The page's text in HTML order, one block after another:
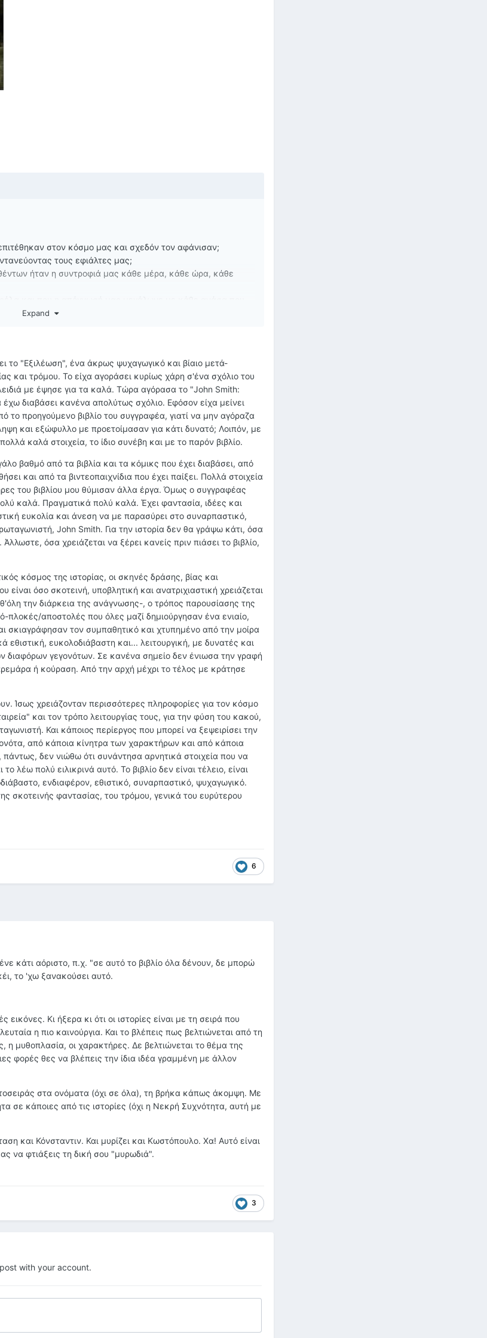
στον κόσμο μας και σχεδόν τον αφάνισαν;
τους εφιάλτες μας;
ήταν η συντροφιά μας κάθε μέρα, κάθε ώρα, κάθε
να ανακαλύψει τα σκοτεινά πλάσματα που
των ερευνών του θα έρθει αντιμέτωπος με την
τού είχε αποκρυφτεί και θα πρέπει να αποφασίσει αν οι
την δίψα του για εκδίκηση.
Expand
το "Εξιλέωση", ένα άκρως ψυχαγωγικό και βίαιο μετά-
και τρόμου. Το είχα αγοράσει κυρίως χάρη σ'ένα σχόλιο του
με έψησε για τα καλά. Τώρα αγόρασα το "John Smith:
διαβάσει κανένα απολύτως σχόλιο. Εφόσον είχα μείνει
προηγούμενο βιβλίο του συγγραφέα, γιατί να μην αγόραζα
και εξώφυλλο με προετοίμασαν για κάτι δυνατό; Λοιπόν, με
καλά στοιχεία, το ίδιο συνέβη και με το παρόν βιβλίο.
βαθμό από τα βιβλία και τα κόμικς που έχει διαβάσει, από
και από τα βιντεοπαιχνίδια που έχει παίξει. Πολλά στοιχεία
του βιβλίου μου θύμισαν άλλα έργα. Όμως ο συγγραφέας
καλά. Πραγματικά πολύ καλά. Έχει φαντασία, ιδέες και
ευκολία και άνεση να με παρασύρει στο συναρπαστικό,
John Smith. Για την ιστορία δεν θα γράψω κάτι, όσα
όσα χρειάζεται να ξέρει κανείς πριν πιάσει το βιβλίο,
κόσμος της ιστορίας, οι σκηνές δράσης, βίας και
όσο σκοτεινή, υποβλητική και ανατριχιαστική χρειάζεται
την διάρκεια της ανάγνωσης-, ο τρόπος παρουσίασης της
πλοκές/αποστολές που όλες μαζί δημιούργησαν ένα ενιαίο,
σκιαγράφησαν τον συμπαθητικό και χτυπημένο από την μοίρα
εθιστική, ευκολοδιάβαστη και... λειτουργική, με δυνατές και
διαφόρων γεγονότων. Σε κανένα σημείο δεν ένιωσα την γραφή
ή κούραση. Από την αρχή μέχρι το τέλος με κράτησε
Ίσως χρειάζονταν περισσότερες πληροφορίες για τον κόσμο
και τον τρόπο λειτουργίας τους, για την φύση του κακού,
Και κάποιος περίεργος που μπορεί να ξεψειρίσει την
από κάποια κίνητρα των χαρακτήρων και από κάποια
δεν νιώθω ότι συνάντησα αρνητικά στοιχεία που να
λέω πολύ ειλικρινά αυτό. Το βιβλίο δεν είναι τέλειο, είναι
ενδιαφέρον, εθιστικό, συναρπαστικό, ψυχαγωγικό.
σκοτεινής φαντασίας, του τρόμου, γενικά του ευρύτερου
6
κάτι αόριστο, π.χ. "σε αυτό το βιβλίο όλα δένουν, δε μπορώ
το 'χω ξανακούσει αυτό.
Κι ήξερα κι ότι οι ιστορίες είναι με τη σειρά που
η πιο καινούργια. Και το βλέπεις πως βελτιώνεται από τη
η μυθοπλασία, οι χαρακτήρες. Δε βελτιώνεται το θέμα της
φορές θες να βλέπεις την ίδια ιδέα γραμμένη με άλλον
στα ονόματα (όχι σε όλα), τη βρήκα κάπως άκομψη. Με
σε κάποιες από τις ιστορίες (όχι η Νεκρή Συχνότητα, αυτή με
και Κόνσταντιν. Και μυρίζει και Κωστόπουλο. Χα! Αυτό είναι
να φτιάξεις τη δική σου "μυρωδιά".
3
with your account.